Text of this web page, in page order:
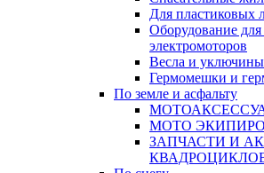
Для пластиковых
Оборудование
электромоторов
Весла и уключины
Гермомешки и
По земле и асфальту
МОТО
ЗАПЧАСТИ И